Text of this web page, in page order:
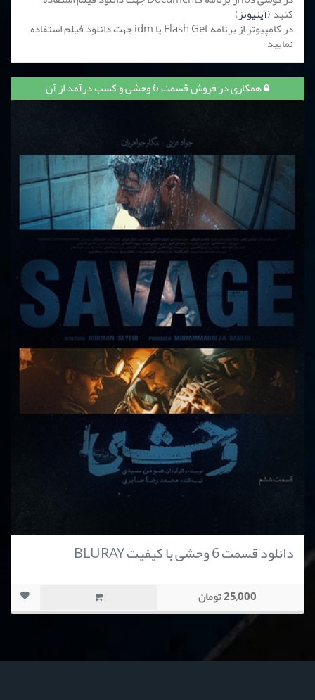
کنید (آیتیونز)
در کامپیوتر از برنامه Flash Get یا idm جهت دانلود فیلم استفاده
نمایید
همکاری در فروش قسمت 6 وحشی و کسب درآمد از آن
دانلود قسمت 6 وحشی با کیفیت BLURAY
25,000 تومان